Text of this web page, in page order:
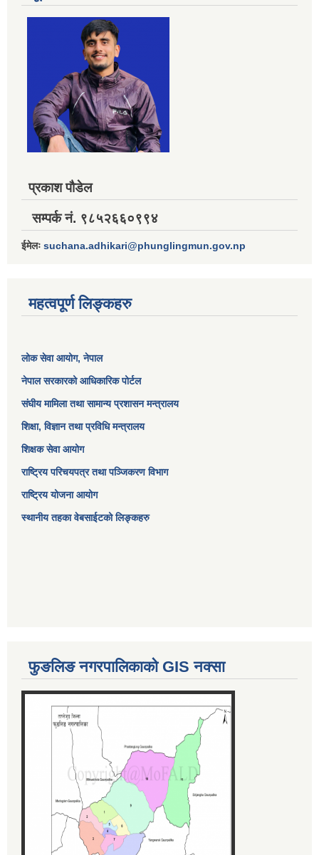
प्रकाश पौडेल
सम्पर्क नं. ९८५२६६०९९४
ईमेलः suchana.adhikari@phunglingmun.gov.np
महत्वपूर्ण लिङ्कहरु
लोक सेवा आयोग, नेपाल
नेपाल सरकारको आधिकारिक पोर्टल
संघीय मामिला तथा सामान्य प्रशासन मन्त्रालय
शिक्षा, विज्ञान तथा प्रविधि मन्त्रालय
शिक्षक सेवा आयोग
राष्ट्रिय परिचयपत्र तथा पञ्जिकरण विभाग
राष्ट्रिय योजना आयोग
स्थानीय तहका वेबसाईटको लिङ्कहरु
फुङलिङ नगरपालिकाको GIS नक्सा